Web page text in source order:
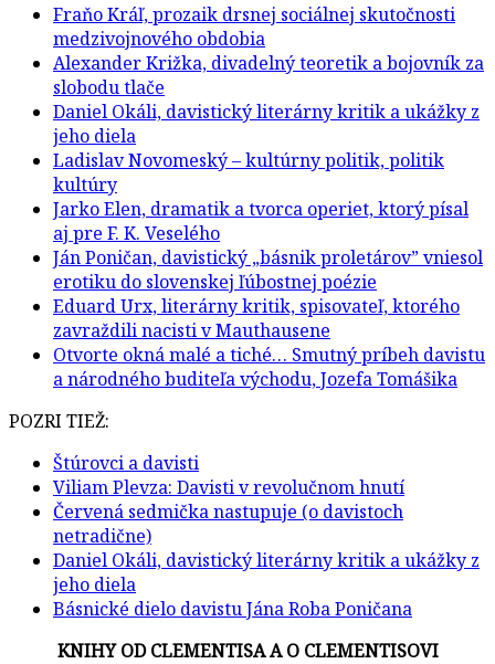
Fraňo Kráľ, prozaik drsnej sociálnej skutočnosti
medzivojnového obdobia
Alexander Križka, divadelný teoretik a bojovník za
slobodu tlače
Daniel Okáli, davistický literárny kritik a ukážky z
jeho diela
Ladislav Novomeský – kultúrny politik, politik
kultúry
Jarko Elen, dramatik a tvorca operiet, ktorý písal
aj pre F. K. Veselého
Ján Poničan, davistický „básnik proletárov” vniesol
erotiku do slovenskej ľúbostnej poézie
Eduard Urx, literárny kritik, spisovateľ, ktorého
zavraždili nacisti v Mauthausene
Otvorte okná malé a tiché… Smutný príbeh davistu
a národného buditeľa východu, Jozefa Tomášika
POZRI TIEŽ:
Štúrovci a davisti
Viliam Plevza: Davisti v revolučnom hnutí
Červená sedmička nastupuje (o davistoch
netradične)
Daniel Okáli, davistický literárny kritik a ukážky z
jeho diela
Básnické dielo davistu Jána Roba Poničana
KNIHY OD CLEMENTISA A O CLEMENTISOVI